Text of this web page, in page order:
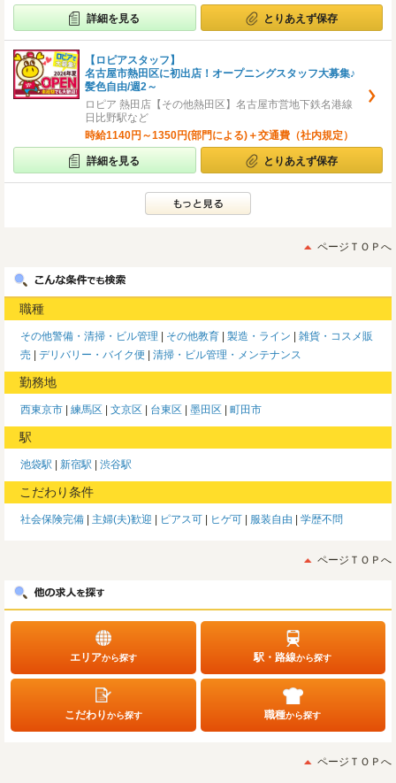
詳細を見る とりあえず保存
【ロピアスタッフ】
名古屋市熱田区に初出店！オープニングスタッフ大募集♪
髪色自由/週2～
ロピア 熱田店【その他熱田区】名古屋市営地下鉄名港線
日比野駅など
時給1140円～1350円(部門による)＋交通費（社内規定）
詳細を見る とりあえず保存
ページＴＯＰへ
職種
その他警備・清掃・ビル管理 その他教育 製造・ライン
雑貨・コスメ販
売
デリバリー・バイク便 清掃・ビル管理・メンテナンス
勤務地
西東京市 練馬区 文京区 台東区 墨田区 町田市
駅
池袋駅 新宿駅 渋谷駅
こだわり条件
社会保険完備 主婦(夫)歓迎 ピアス可 ヒゲ可 服装自由 学歴不問
ページＴＯＰへ
エリアから探す 駅・路線から探す
こだわりから探す 職種から探す
ページＴＯＰへ